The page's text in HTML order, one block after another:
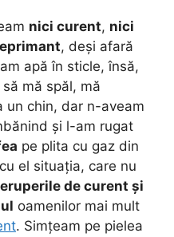
nici curent, nici
, deși afară
apă în sticle, însă,
mă spăl, mă
un chin, dar n-aveam
și l-am rugat
pe plita cu gaz din
el situația, care nu
de curent și
oamenilor mai mult
. Simțeam pe pielea